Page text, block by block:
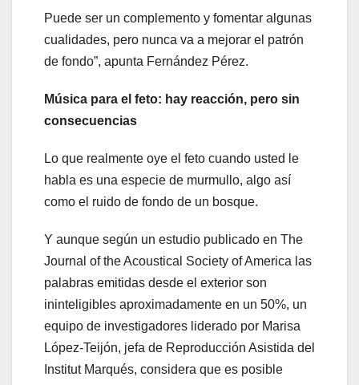
Puede ser un complemento y fomentar algunas
cualidades, pero nunca va a mejorar el patrón
de fondo”, apunta Fernández Pérez.
Música para el feto: hay reacción, pero sin
consecuencias
Lo que realmente oye el feto cuando usted le
habla es una especie de murmullo, algo así
como el ruido de fondo de un bosque.
Y aunque según un estudio publicado en The
Journal of the Acoustical Society of America las
palabras emitidas desde el exterior son
ininteligibles aproximadamente en un 50%, un
equipo de investigadores liderado por Marisa
López-Teijón, jefa de Reproducción Asistida del
Institut Marqués, considera que es posible